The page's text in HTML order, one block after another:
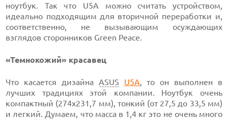
ноутбук. Такчто U5A можносчитать устройством,
идеально подходящим для вторичной переработки и,
соответственно, не вызывающим осуждающих
взглядов сторонников Green Peace.
«Темнокожий» красавец
Что касается дизайна ASUS U5A, то он выполнен в
лучших традициях этой компании. Ноутбук очень
компактный (274х231,7 мм), тонкий (от 27,5 до 33,5 мм)
и легкий. Думаем, что масса в 1,4 кг это не очень много